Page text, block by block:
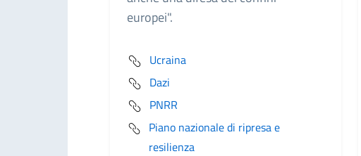
europei".
Ucraina
Dazi
PNRR
Piano nazionale di ripresa e
resilienza